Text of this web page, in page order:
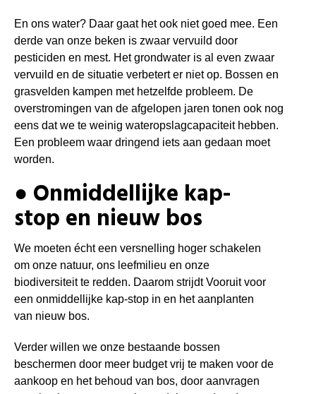
En ons water? Daar gaat het ook niet goed mee. Een
derde van onze beken is zwaar vervuild door
pesticiden en mest. Het grondwater is al even zwaar
vervuild en de situatie verbetert er niet op. Bossen en
grasvelden kampen met hetzelfde probleem. De
overstromingen van de afgelopen jaren tonen ook nog
eens dat we te weinig wateropslagcapaciteit hebben.
Een probleem waar dringend iets aan gedaan moet
worden.
● Onmiddellijke kap-
stop en nieuw bos
We moeten écht een versnelling hoger schakelen
om onze natuur, ons leefmilieu en onze
biodiversiteit te redden. Daarom strijdt Vooruit voor
een onmiddellijke kap-stop in en het aanplanten
van nieuw bos.
Verder willen we onze bestaande bossen
beschermen door meer budget vrij te maken voor de
aankoop en het behoud van bos, door aanvragen